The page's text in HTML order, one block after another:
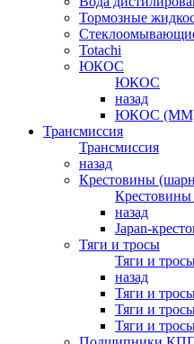
Тормозные
Totachi
ЮКОС
ЮКОС
назад
ЮКОС
Трансмиссия
Трансмиссия
назад
Крестовины
назад
Japan-
Тяги и тросы
Тяги и
назад
Тяги и
Тяги и
Тяги и